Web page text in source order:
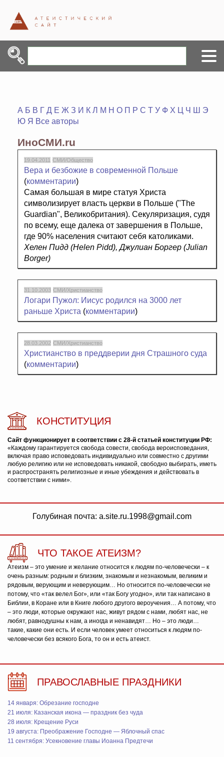
А Б В Г Д Е Ж З И К Л М Н О П Р С Т У Ф Х Ц Ч Ш
Э
Ю Я Все авторы
ИноСМИ.ru
19.04.2011 СМИ/Общество
Вера и безбожие в современной Польше
(комментарии)
Самая большая в мире статуя Христа
символизирует власть церкви в Польше ("The
Guardian", Великобритания). Секуляризация, судя
по всему, еще далека от завершения в Польше,
где 90% населения считают себя католиками.
Хелен Пидд (Helen Pidd), Джулиан Боргер (Julian
Borger)
31.10.2003 СМИ/Христианство
Логари Пужол: Иисус родился на 3000 лет
раньше Христа (комментарии)
28.03.2002 СМИ/Христианство
Христианство в преддверии дня Страшного суда
(комментарии)
КОНСТИТУЦИЯ
Сайт функционирует в соответствии с 28-й статьей конституции РФ:
«Каждому гарантируется свобода совести, свобода вероисповедания,
включая право исповедовать индивидуально или совместно с другими
любую религию или не исповедовать никакой, свободно выбирать, иметь
и распространять религиозные и иные убеждения и действовать в
соответствии с ними».
Голубиная почта: a.site.ru.1998@gmail.com
ЧТО ТАКОЕ АТЕИЗМ?
Атеизм – это умение и желание относится к людям по-человечески – к
очень разным: родным и близким, знакомым и незнакомым, великим и
рядовым, верующим и неверующим… Но относится по-человечески не
потому, что «так велел Бог», или «так Богу угодно», или так написано в
Библии, в Коране или в Книге любого другого вероучения… А потому, что
– это люди, которые окружают нас, живут рядом с нами, любят нас, не
любят, равнодушны к нам, а иногда и ненавидят… Но – это люди…
такие, какие они есть. И если человек умеет относиться к людям по-
человечески без всякого Бога, то он и есть атеист.
ПРАВОСЛАВНЫЕ ПРАЗДНИКИ
14 января: Обрезание господне
21 июля: Казанская икона — праздник без чуда
28 июля: Крещение Руси
19 августа: Преображение Господне — Яблочный спас
11 сентября: Усекновение главы Иоанна Предтечи